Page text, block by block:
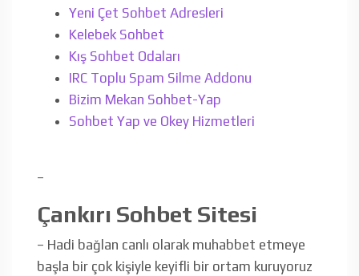
Yeni Çet Sohbet Adresleri
Kelebek Sohbet
Kış Sohbet Odaları
IRC Toplu Spam Silme Addonu
Bizim Mekan Sohbet-Yap
Sohbet Yap ve Okey Hizmetleri
–
Çankırı Sohbet Sitesi
– Hadi bağlan canlı olarak muhabbet etmeye
başla bir çok kişiyle keyifli bir ortam kuruyoruz